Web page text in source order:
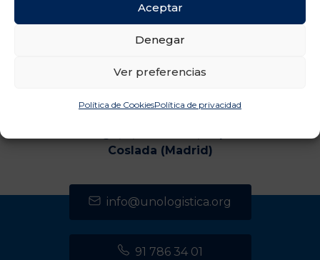
Aceptar
Denegar
Ver preferencias
Política de CookiesPolítica de privacidad
Coslada (Madrid)
info@unologistica.org
91 786 34 01